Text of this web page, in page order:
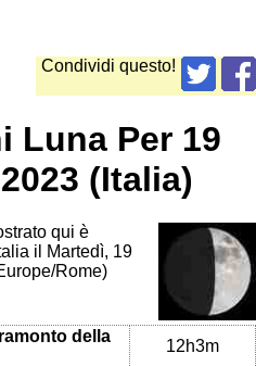
Condividi questo!
Luna Per 19
(Italia)
qui è
il Martedì, 19
Rome)
della
12h3m